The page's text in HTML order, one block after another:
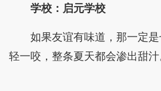
学校：启元学校
如果友谊有味道，那一定
轻一咬，整条夏天都会渗出甜汁